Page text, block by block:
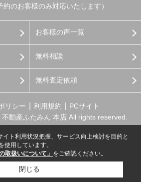
のお客様のみ対応いたします）
お客様の声一覧
無料相談
無料査定依頼
リシー 利用規約
PCサイト
動産ふたみん 本店 All rights reserved.
ト利用状況把握、サービス向上検討を目的と
使用しています。
取扱いについて」 をご確認ください。
閉じる